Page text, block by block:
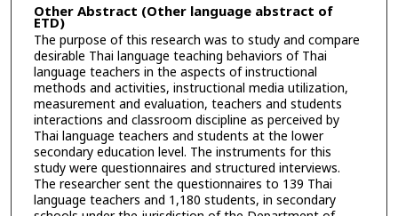
Other Abstract (Other language abstract of
ETD)
The purpose of this research was to study and compare
desirable Thai language teaching behaviors of Thai
language teachers in the aspects of instructional
methods and activities, instructional media utilization,
measurement and evaluation, teachers and students
interactions and classroom discipline as perceived by
Thai language teachers and students at the lower
secondary education level. The instruments for this
study were questionnaires and structured interviews.
The researcher sent the questionnaires to 139 Thai
language teachers and 1,180 students, in secondary